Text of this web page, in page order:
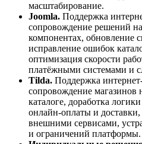
масштабирование.
Joomla. Поддержка
сопровождение решений
компонентах, обновление
исправление ошибок
оптимизация скорости
платёжными системами и
Tilda. Поддержка
сопровождение магазинов
каталоге, доработка
онлайн-оплаты и
внешними сервисами,
и ограничений платформы.